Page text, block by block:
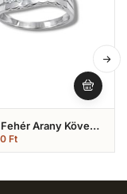
Arany Köves
Ft